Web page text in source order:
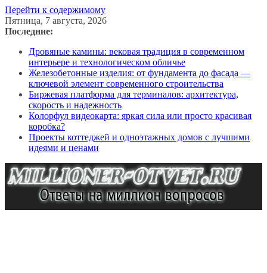
Перейти к содержимому
Пятница, 7 августа, 2026
Последние:
Дровяные камины: вековая традиция в современном
интерьере и технологическом обличье
Железобетонные изделия: от фундамента до фасада —
ключевой элемент современного строительства
Биржевая платформа для терминалов: архитектура,
скорость и надежность
Колорфул видеокарта: яркая сила или просто красивая
коробка?
Проекты коттеджей и одноэтажных домов с лучшими
идеями и ценами